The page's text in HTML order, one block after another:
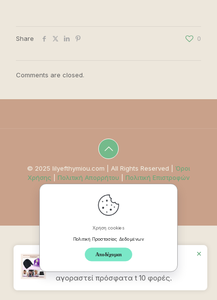
Share 0
Comments are closed.
© 2025 lilyefthymiou.com | All Rights Reserved | Όροι
Χρήσης
Πολιτική Απορρήτου Πολιτική Επιστροφών
Χρήση cookies
Πολιτική Προστασίας Δεδομένων
Αποδέχομαι
Καπέλο Ανακούφισης
αγοραστεί πρόσφατα t 10 φορές.
✕